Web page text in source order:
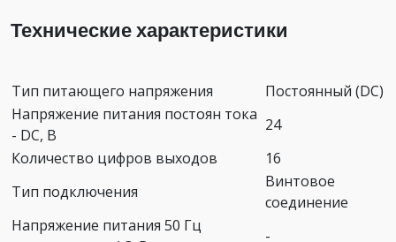
Технические характеристики
Тип питающего напряжения
Постоянный (DC)
Напряжение питания постоян тока
- DC, В
24
Количество цифров выходов
16
Тип подключения
Винтовое
соединение
Напряжение питания 50 Гц
-